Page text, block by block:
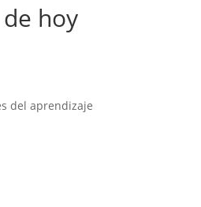
hoy
del aprendizaje